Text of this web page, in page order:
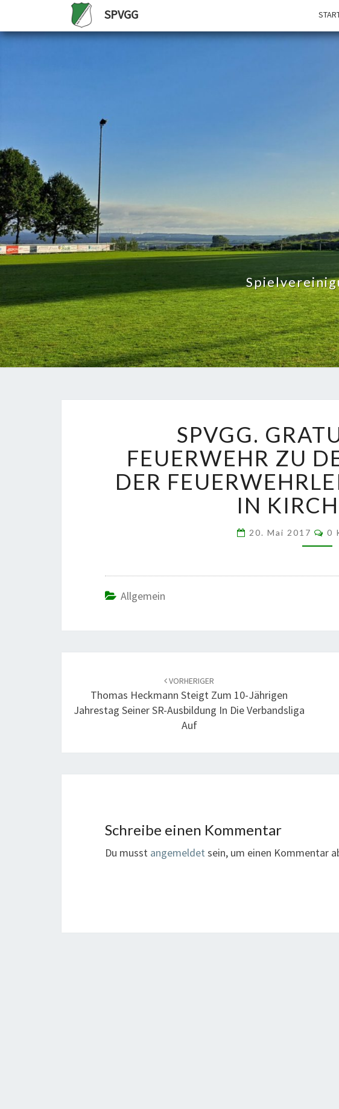
SPVGG
DER
ZU
2.
BEI
SPVGG.
FEUERWEHR ZU
DER
IN
20. Mai 2017 0
Allgemein
VORHERIGER
Thomas Heckmann Steigt Zum 10-Jährigen
Jahrestag Seiner SR-Ausbildung In Die Verbandsliga
Auf
Schreibe einen Kommentar
Du musst angemeldet sein, um einen Kommentar